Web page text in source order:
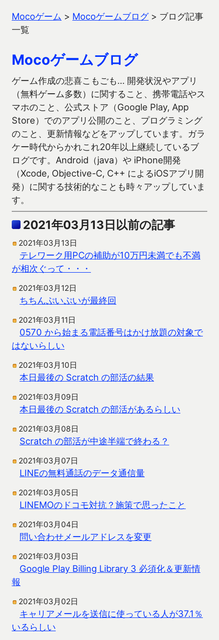
Mocoゲーム > Mocoゲームブログ> ブログ記事
一覧
Mocoゲームブログ
ゲーム作成の悲喜こもごも… 開発状況やアプリ
（無料ゲーム多数）に関すること、携帯電話やス
マホのこと、公式ストア（Google Play, App
Store）でのアプリ公開のこと、プログラミング
のこと、更新情報などをアップしています。ガラ
ケー時代からかれこれ20年以上継続しているブ
ログです。Android（java）や iPhone開発
（Xcode, Objective-C, C++ によるiOSアプリ開
発）に関する技術的なことも時々アップしていま
す。
2021年03月13日以前の記事
2021年03月13日
テレワーク用PCの補助が10万円未満でも不満
が相次ぐって・・・
2021年03月12日
ちちんぷいぷいが最終回
2021年03月11日
0570 から始まる電話番号はかけ放題の対象で
はないらしい
2021年03月10日
本日最後の Scratch の部活の結果
2021年03月09日
本日最後の Scratch の部活があるらしい
2021年03月08日
Scratch の部活が中途半端で終わる？
2021年03月07日
LINEの無料通話のデータ通信量
2021年03月05日
LINEMOのドコモ対抗？施策で思ったこと
2021年03月04日
問い合わせメールアドレスを変更
2021年03月03日
Google Play Billing Library 3 必須化＆更新情
報
2021年03月02日
キャリアメールを送信に使っている人が37.1％
いるらしい